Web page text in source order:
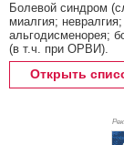
Болевой синдром
миалгия;
альгодисменорея;
(в т.ч. при ОРВИ).
Открыть